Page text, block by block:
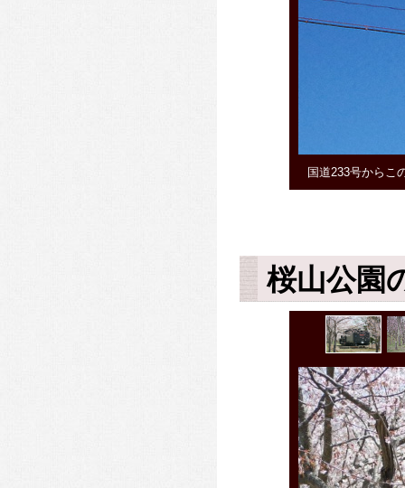
国道233号からこ
桜山公園